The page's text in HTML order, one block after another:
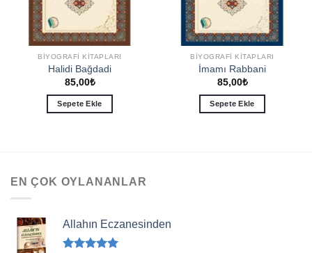
BIYOGRAFI KITAPLARI
Halidi Bağdadi
85,00₺
Sepete Ekle
BIYOGRAFI KITAPLARI
İmamı Rabbani
85,00₺
Sepete Ekle
EN ÇOK OYLANANLAR
Allahın Eczanesinden